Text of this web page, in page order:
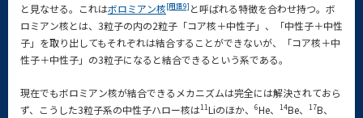
と見なせる。これはボロミアン核[用語9] と呼ばれる特徴を合わせ持つ。ボ
ロミアン核とは、3粒子の内の2粒子「コア核＋中性子」、「中性子＋中性
子」を取り出してもそれぞれは結合することができないが、「コア核＋中
性子＋中性子」の3粒子になると結合できるという系である。
現在でもボロミアン核が結合できるメカニズムは完全には解決されておら
ず、こうした3粒子系の中性子ハロー核は11Liのほか、 6He、 14Be、 17B、